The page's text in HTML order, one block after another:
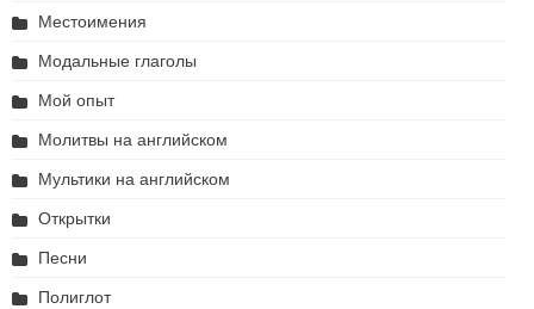
Местоимения
Модальные глаголы
Мой опыт
Молитвы на английском
Мультики на английском
Открытки
Песни
Полиглот